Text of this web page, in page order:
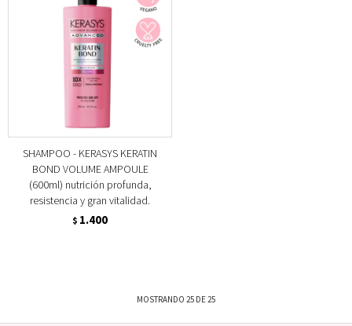
SHAMPOO - KERASYS KERATIN
BOND VOLUME AMPOULE
(600ml) nutrición profunda,
resistencia y gran vitalidad.
$ 1.400
MOSTRANDO 25 DE25